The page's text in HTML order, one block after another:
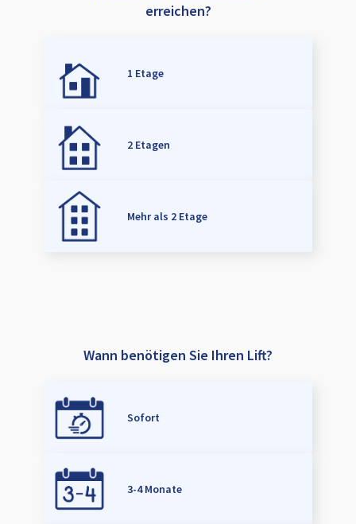
erreichen?
1 Etage
2 Etagen
Mehr als 2 Etage
Wann benötigen Sie Ihren Lift?
Sofort
3-4 Monate